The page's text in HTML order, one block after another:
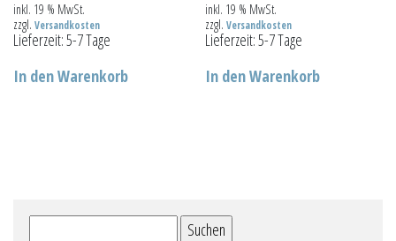
inkl. 19 % MwSt.
zzgl. Versandkosten
Lieferzeit:5-7 Tage
In den Warenkorb
inkl. 19 % MwSt.
zzgl.Versandkosten
Lieferzeit:5-7 Tage
In den Warenkorb